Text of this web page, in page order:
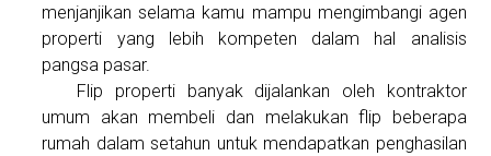
menjanjikan selama kamu mampu mengimbangi agen
properti yang lebih kompeten dalam hal analisis
pangsa pasar.
Flip properti banyak dijalankan oleh kontraktor
umum akan membeli dan melakukan flip beberapa
rumah dalam setahun untuk mendapatkan penghasilan